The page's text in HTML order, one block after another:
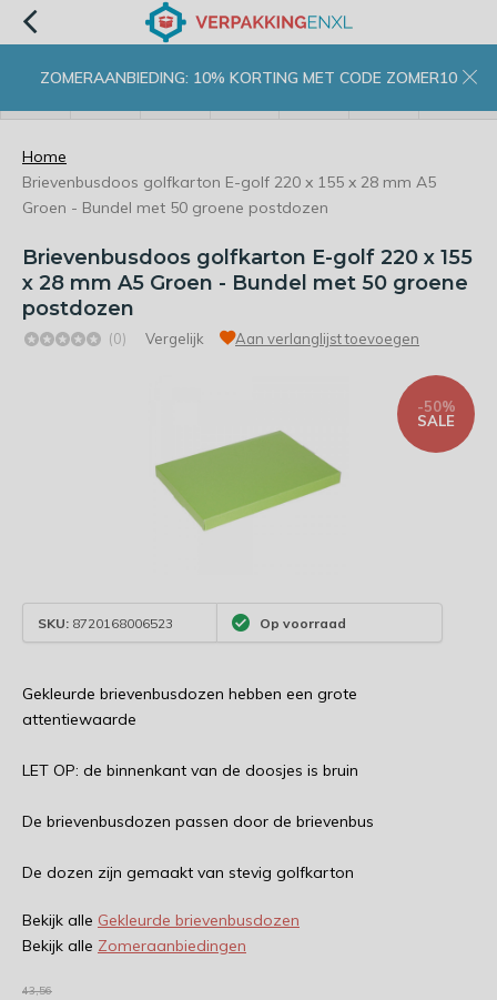
ZOMERAANBIEDING: 10% KORTING MET CODE ZOMER10
Home
Brievenbusdoos golfkarton E-golf 220 x 155 x 28 mm A5
Groen - Bundel met 50 groene postdozen
Brievenbusdoos golfkarton E-golf 220 x 155
x 28 mm A5 Groen - Bundel met 50 groene
postdozen
(0) Vergelijk Aan verlanglijst toevoegen
-50%
SALE
SKU: 8720168006523 Op voorraad
Gekleurde brievenbusdozen hebben een grote
attentiewaarde
LET OP: de binnenkant van de doosjes is bruin
De brievenbusdozen passen door de brievenbus
De dozen zijn gemaakt van stevig golfkarton
Bekijk alle Gekleurde brievenbusdozen
Bekijk alle Zomeraanbiedingen
43,56